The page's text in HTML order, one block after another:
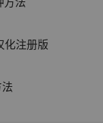
化注册版